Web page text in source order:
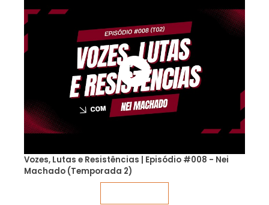
Vozes, Lutas e Resistências | Episódio #008 - Nei
Machado (Temporada 2)